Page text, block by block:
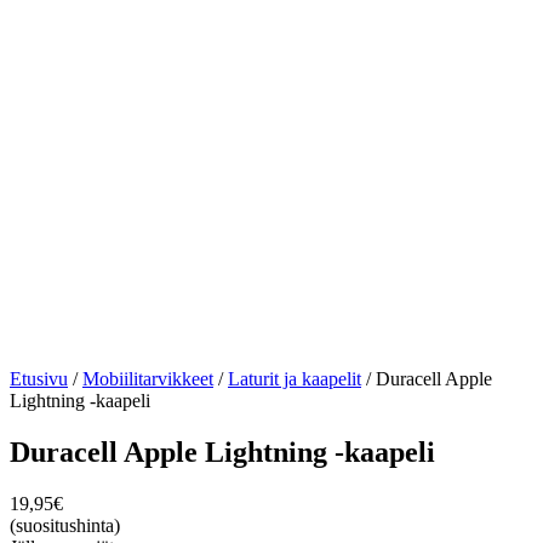
Etusivu /Mobiilitarvikkeet /Laturit ja kaapelit / Duracell Apple
Lightning -kaapeli
Duracell Apple Lightning -kaapeli
19,95€
(suositushinta)